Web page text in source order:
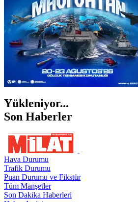
Yükleniyor...
Son Haberler
Hava Durumu
Trafik Durumu
Puan Durumu ve Fikstür
Tüm Manşetler
Son Dakika Haberleri